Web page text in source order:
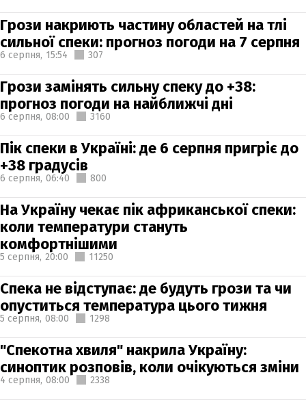
Грози накриють частину областей на тлі
сильної спеки: прогноз погоди на 7 серпня
6 серпня, 15:54 307
Грози замінять сильну спеку до +38:
прогноз погоди на найближчі дні
6 серпня, 08:00 3160
Пік спеки в Україні: де 6 серпня пригріє до
+38 градусів
6 серпня, 06:40 800
На Україну чекає пік африканської спеки:
коли температури стануть
комфортнішими
5 серпня, 20:00 11250
Спека не відступає: де будуть грози та чи
опуститься температура цього тижня
5 серпня, 08:00 1298
"Спекотна хвиля" накрила Україну:
синоптик розповів, коли очікуються зміни
4 серпня, 08:00 2338